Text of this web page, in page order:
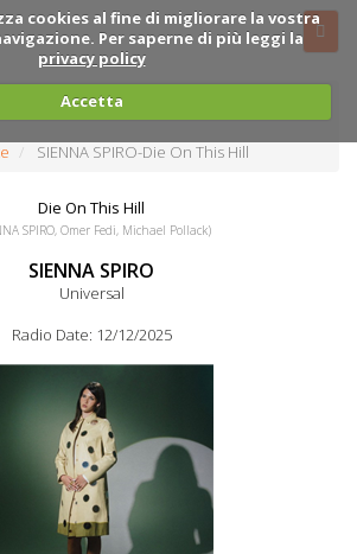
cookies al fine di migliorare la vostra
Per saperne di più leggi la
privacy policy
Accetta
SIENNA SPIRO-Die On This Hill
Die On This Hill
SPIRO, Omer Fedi, Michael Pollack)
SIENNA SPIRO
Universal
Radio Date: 12/12/2025